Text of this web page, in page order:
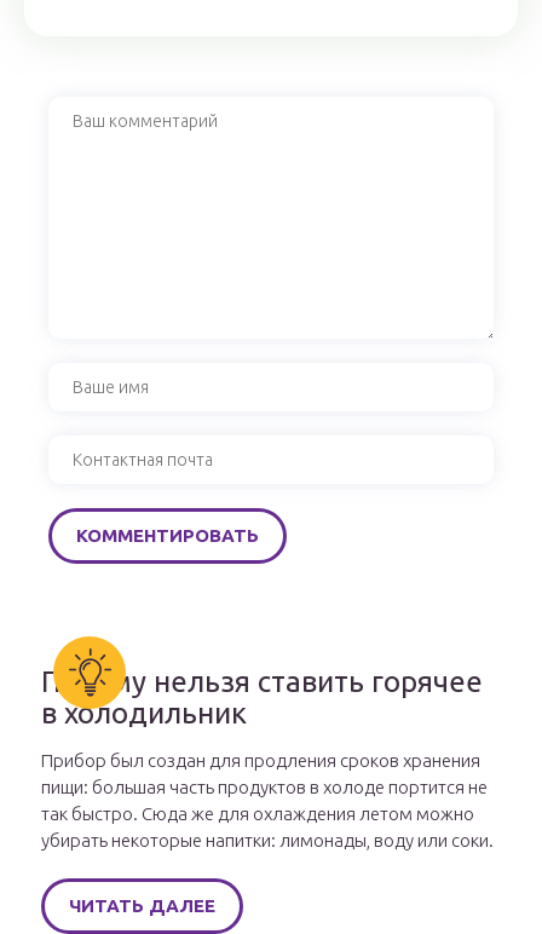
Почему нельзя ставить горячее
в холодильник
Прибор был создан для продления сроков хранения
пищи: большая часть продуктов в холоде портится не
так быстро. Сюда же для охлаждения летом можно
убирать некоторые напитки: лимонады, воду или соки.
ЧИТАТЬ ДАЛЕЕ